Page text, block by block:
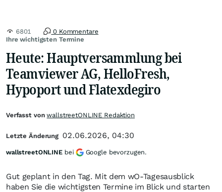
Ihre wichtigsten Termine
6801 0 Kommentare
Heute: Hauptversammlung bei
Teamviewer AG, HelloFresh,
Hypoport und Flatexdegiro
Gut geplant in den Tag. Mit dem wO-Tagesausblick
haben Sie die wichtigsten Termine im Blick und starten
Verfasst vonwallstreetONLINE Redaktion
Letzte Änderung 02.06.2026, 04:30
wallstreetONLINE bei Google bevorzugen.